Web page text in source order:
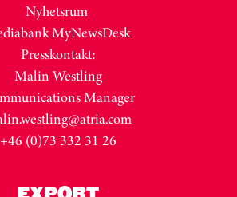
Nyhetsrum
MyNewsDesk
Presskontakt:
Malin Westling
Manager
+46 (0)73 332 31 26